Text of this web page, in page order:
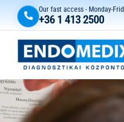
Our fast access - Monday-
+36 1 413 2500